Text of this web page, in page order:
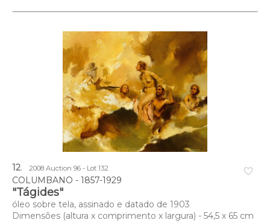
favorite_border
12. 2008 Auction 96 - Lot 132
COLUMBANO - 1857-1929
"Tágides"
óleo sobre tela, assinado e datado de 1903
Dimensões (altura x comprimento x largura) - 54,5 x 65 cm